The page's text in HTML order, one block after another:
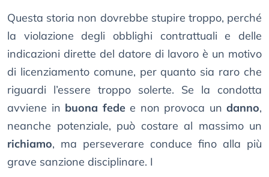
Questa storia non dovrebbe stupire troppo, perché
la violazione degli obblighi contrattuali e delle
indicazioni dirette del datore di lavoro è un motivo
di licenziamento comune, per quanto sia raro che
riguardi l’essere troppo solerte. Se la condotta
avviene in buona fedee non provoca un danno,
neanche potenziale, può costare al massimo un
richiamo, ma perseverare conduce fino alla più
grave sanzione disciplinare. I